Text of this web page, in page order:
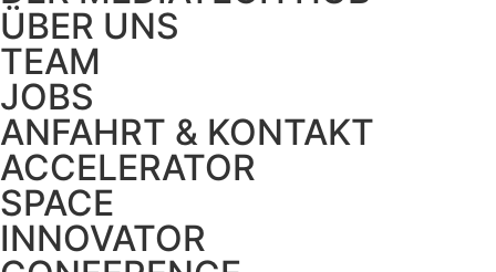
ÜBER UNS
TEAM
JOBS
ANFAHRT & KONTAKT
ACCELERATOR
SPACE
INNOVATOR